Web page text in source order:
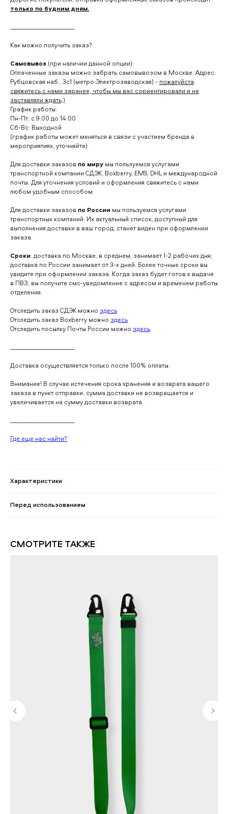
только по будним дням.
Как можно получить заказ?
Самовывоз (при наличии данной опции):
Оплаченные заказы можно забрать самовывозом в Москве. Адрес:
Рубцовская наб., 3с1 (метро Электрозаводская) - пожалуйста,
свяжитесь с нами заранее, чтобы мы вас сориентировали и не
заставляли ждать;)
График работы:
Пн-Пт: с 9:00 до 14:00
Сб-Вс: Выходной
(график работы может меняться в связи с участием бренда в
мероприятиях, уточняйте)
Для доставки заказов по миру мы пользуемся услугами
транспортной компании СДЭК, Boxberry, EMS, DHL и международной
почты. Для уточнения условий и оформления свяжитесь с нами
любом удобным способом
Для доставки заказов по России мы пользуемся услугами
транспортных компаний. Их актуальный список, доступный для
выполнения доставки в ваш город, станет виден при оформлении
заказа.
Сроки: доставка по Москве, в среднем, занимает 1-2 рабочих дня;
доставка по России занимает от 3-х дней. Более точные сроки вы
увидите при оформлении заказа. Когда заказ будет готов к выдаче
в ПВЗ, вы получите смс-уведомление с адресом и временем работы
отделения.
Отследить заказ СДЭК можно здесь
Отследить заказ Boxberry можно здесь
Отследить посылку Почты России можно здесь
Доставка осуществляется только после 100% оплаты.
Внимание! В случае истечения срока хранения и возврата вашего
заказа в пункт отправки, сумма доставки не возвращается и
увеличивается на сумму доставки возврата.
Где еще нас найти?
Характеристики
Перед использованием
СМОТРИТЕ ТАКЖЕ